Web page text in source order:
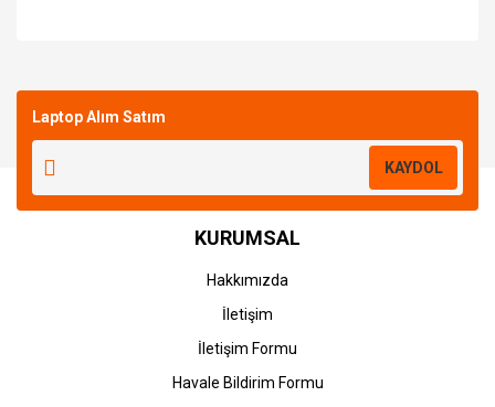
Laptop Alım Satım
KAYDOL
KURUMSAL
Hakkımızda
İletişim
İletişim Formu
Havale Bildirim Formu